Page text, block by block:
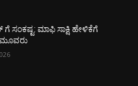
ಸಂಕಷ್ಟ: ಮಾಫಿ ಸಾಕ್ಷಿ ಹೇಳಿಕೆಗೆ